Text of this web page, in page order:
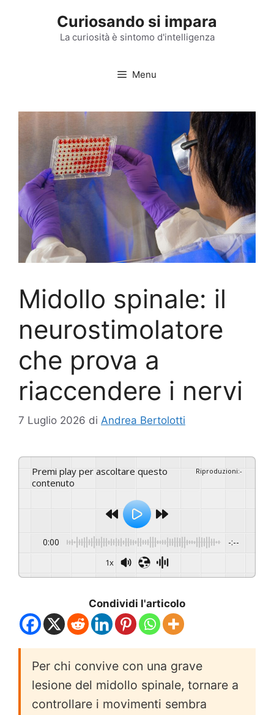
Curiosando si impara
La curiosità è sintomo d'intelligenza
Menu
Midollo spinale: il
neurostimolatore
che prova a
riaccendere i nervi
7 Luglio 2026 di Andrea Bertolotti
Premi play per ascoltare questo
contenuto
Riproduzioni:-
0:00 -:--
1x
Condividi l'articolo
Per chi convive con una grave
lesione del midollo spinale, tornare a
controllare i movimenti sembra